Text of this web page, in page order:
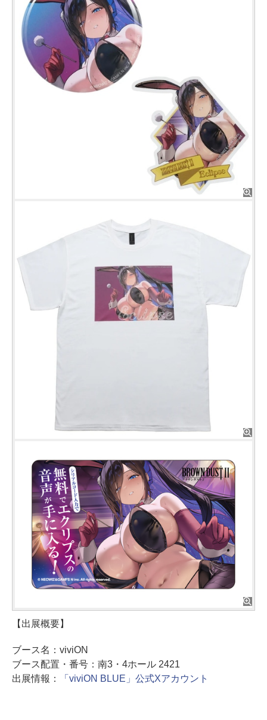
【出展概要】
ブース名：viviON
ブース配置・番号：南3・4ホール 2421
出展情報：
「viviON BLUE」公式Xアカウント